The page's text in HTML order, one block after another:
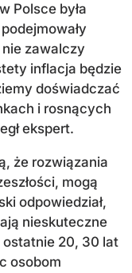
Polsce była
nie zawalczy
inflacja będzie
doświadczać
i rosnących
ekspert.
że rozwiązania
mogą
odpowiedział,
nieskuteczne
ostatnie 20, 30 lat
osobom